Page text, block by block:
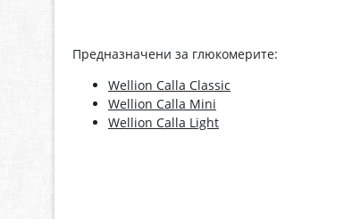
Предназначени за глюкомерите:
Wellion Calla Classic
Wellion Calla Mini
Wellion Calla Light